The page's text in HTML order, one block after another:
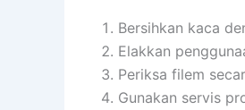
Bersihkan kaca
Elakkan
Periksa filem
Gunakan servis